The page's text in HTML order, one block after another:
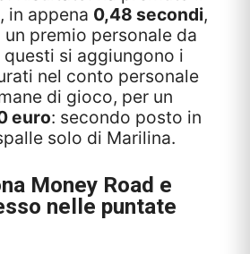
in appena 0,48 secondi,
premio personale da
questi si aggiungono i
nel conto personale
di gioco, per un
euro: secondo posto in
solo di Marilina.
Money Road e
nelle puntate